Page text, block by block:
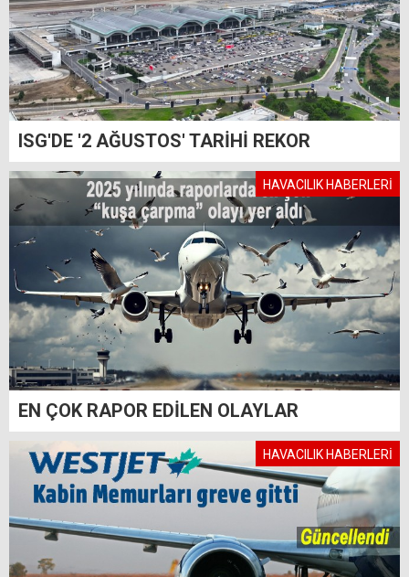
ISG'DE '2 AĞUSTOS' TARİHİ REKOR
HAVACILIK HABERLERİ
EN ÇOK RAPOR EDİLEN OLAYLAR
HAVACILIK HABERLERİ